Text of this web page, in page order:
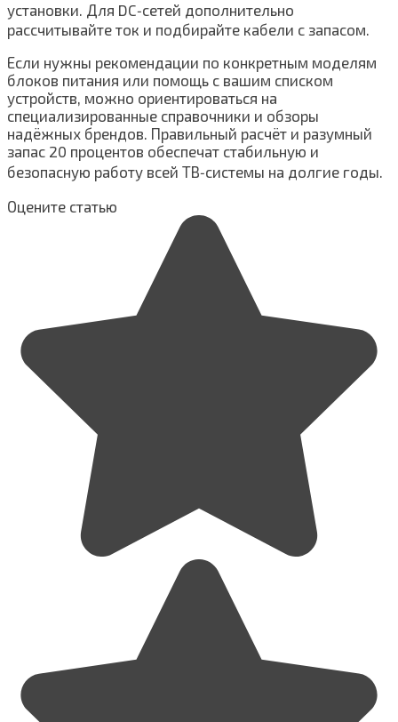
установки. Для DC‑сетей дополнительно
рассчитывайте ток и подбирайте кабели с запасом.
Если нужны рекомендации по конкретным моделям
блоков питания или помощь с вашим списком
устройств, можно ориентироваться на
специализированные справочники и обзоры
надёжных брендов. Правильный расчёт и разумный
запас 20 процентов обеспечат стабильную и
безопасную работу всей ТВ‑системы на долгие годы.
Оцените статью